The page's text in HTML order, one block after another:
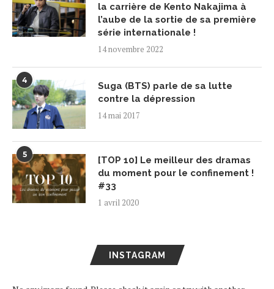
la carrière de Kento Nakajima à
l’aube de la sortie de sa première
série internationale !
14 novembre 2022
4
Suga (BTS) parle de sa lutte
contre la dépression
14 mai 2017
5
[TOP 10] Le meilleur des dramas
du moment pour le confinement !
#33
1 avril 2020
INSTAGRAM